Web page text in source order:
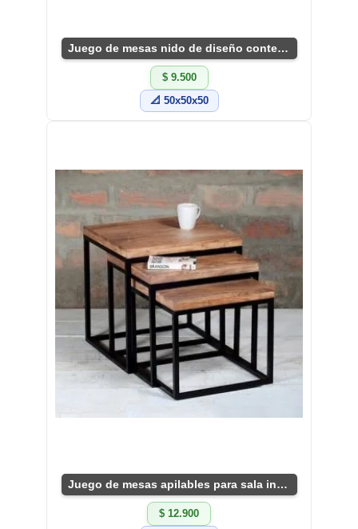
Juego de mesas nido de diseño contemporáneo
$ 9.500
📐 50x50x50
Juego de mesas apilables para sala industrial.
$ 12.900